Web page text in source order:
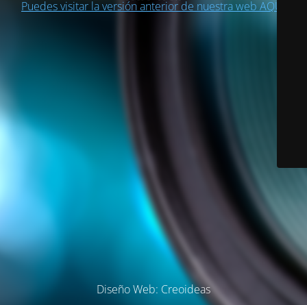
Puedes visitar la versión anterior de nuestra web AQUÍ
Diseño Web: Creoideas